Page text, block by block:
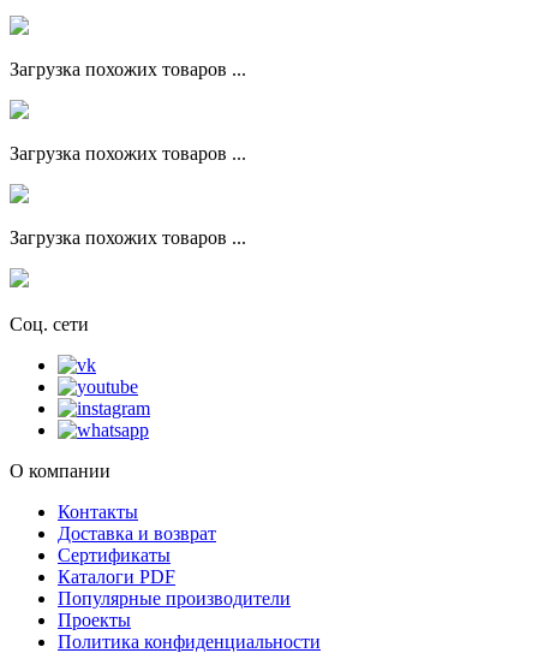
Загрузка похожих товаров ...
Загрузка похожих товаров ...
Загрузка похожих товаров ...
Соц. сети
О компании
Контакты
Доставка и возврат
Сертификаты
Каталоги PDF
Популярные производители
Проекты
Политика конфиденциальности